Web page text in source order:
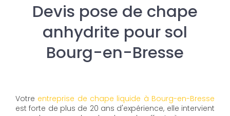
Devis pose de chape
anhydrite pour sol
Bourg-en-Bresse
Votre entreprise de chape liquide à Bourg-en-Bresse
est forte de plus de 20 ans d'expérience, elle intervient